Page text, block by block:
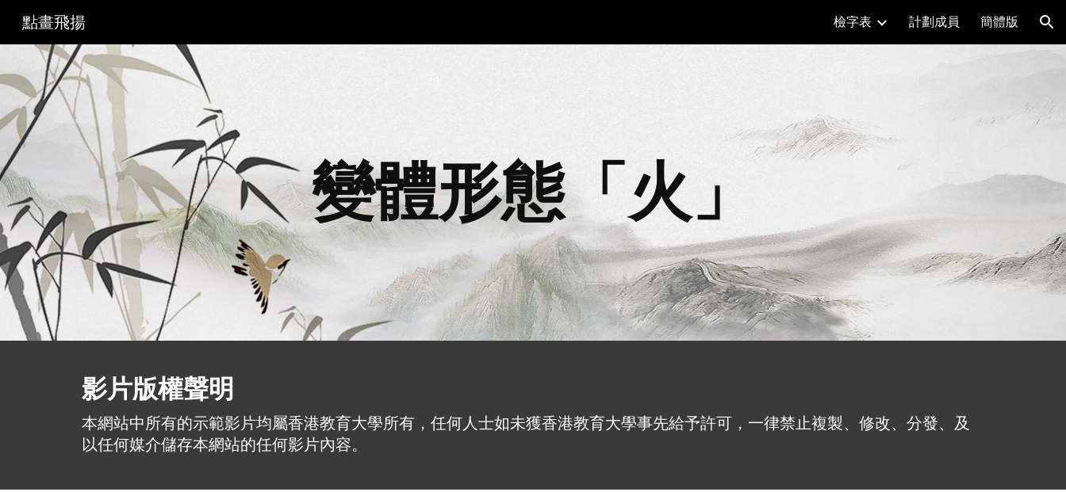
點畫飛揚 檢字表 計劃成員 簡體版
變體形態「 火 」
影片版權聲明
本網站中所有的示範影片均屬香港教育大學所有，任何人士如未獲香港教育大學事先給予許可，一律禁止複製、修改、分發、及
以任何媒介儲存本網站的任何影片內容。